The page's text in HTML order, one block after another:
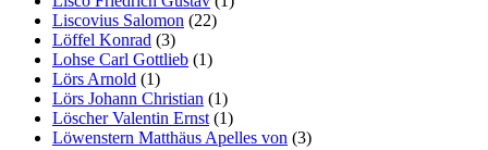
Liscovius Salomon (22)
Löffel Konrad (3)
Lohse Carl Gottlieb (1)
Lörs Arnold (1)
Lörs Johann Christian (1)
Löscher Valentin Ernst (1)
Löwenstern Matthäus Apelles von (3)